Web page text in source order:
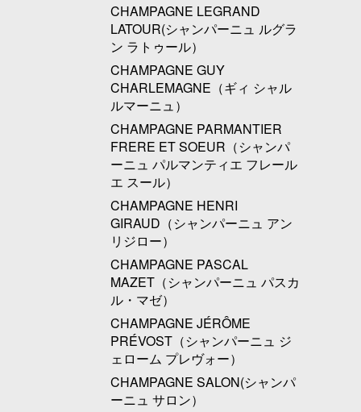
CHAMPAGNE LEGRAND
LATOUR(シャンパーニュ ルグラ
ン ラトゥール）
CHAMPAGNE GUY
CHARLEMAGNE（ギィ シャル
ルマーニュ）
CHAMPAGNE PARMANTIER
FRERE ET SOEUR（シャンパ
ーニュ パルマンティエ フレール
エ スール）
CHAMPAGNE HENRI
GIRAUD（シャンパーニュ アン
リジロー）
CHAMPAGNE PASCAL
MAZET（シャンパーニュ パスカ
ル・マゼ）
CHAMPAGNE JÉRÔME
PRÉVOST（シャンパーニュ ジ
ェローム プレヴォー）
CHAMPAGNE SALON(シャンパ
ーニュ サロン）